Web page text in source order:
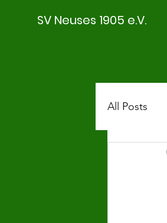
SV Neuses 1905 e.V.
All Posts